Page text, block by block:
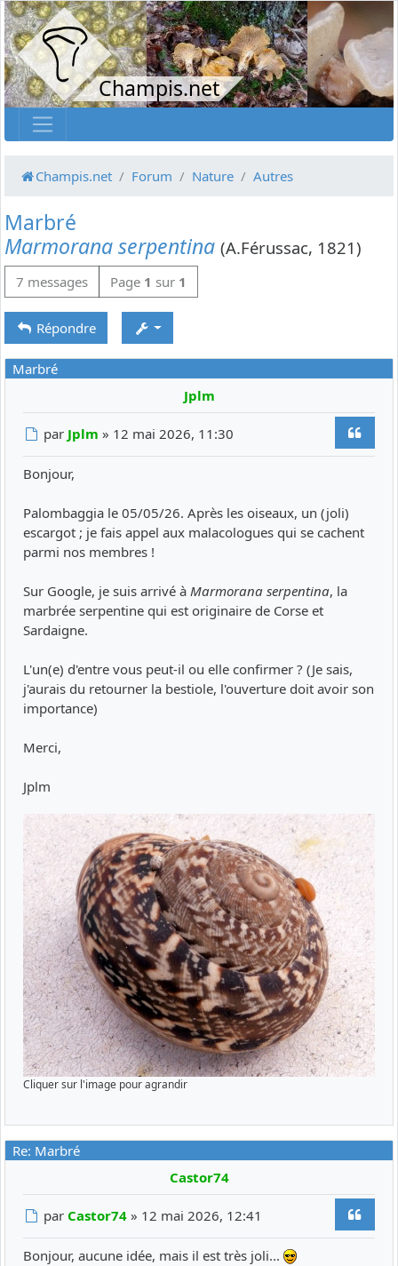
Champis.net
Champis.net Forum Nature Autres
Marbré
Marmorana serpentina (A.Férussac, 1821)
7 messages Page 1 sur 1
Répondre
Marbré
Jplm
Message
par Jplm » 12 mai 2026, 11:30
Bonjour,
Palombaggia le 05/05/26. Après les oiseaux, un (joli)
escargot ; je fais appel aux malacologues qui se cachent
parmi nos membres !
Sur Google, je suis arrivé à Marmorana serpentina, la
marbrée serpentine qui est originaire de Corse et
Sardaigne.
L'un(e) d'entre vous peut-il ou elle confirmer ? (Je sais,
j'aurais du retourner la bestiole, l'ouverture doit avoir son
importance)
Merci,
Jplm
Cliquer sur l'image pour agrandir
Re: Marbré
Castor74
Message
par Castor74 » 12 mai 2026, 12:41
Bonjour, aucune idée, mais il est très joli...